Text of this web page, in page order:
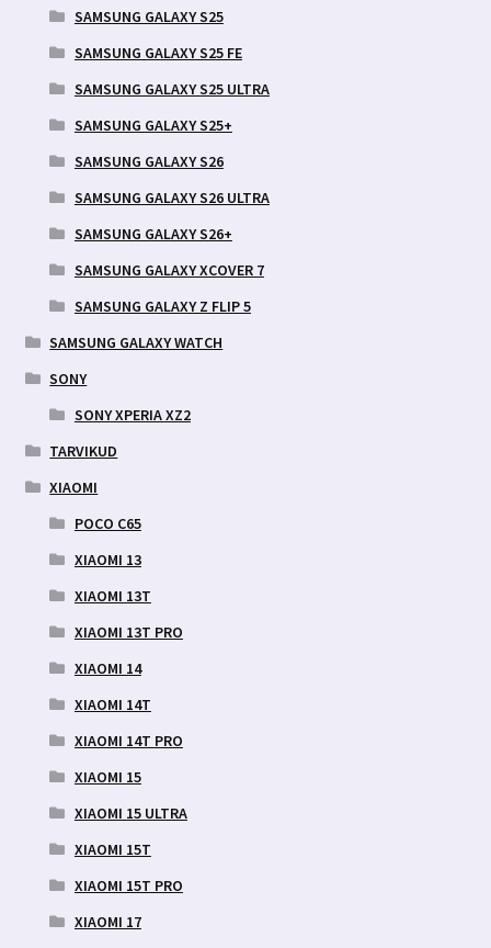
SAMSUNG GALAXY S25
SAMSUNG GALAXY S25 FE
SAMSUNG GALAXY S25 ULTRA
SAMSUNG GALAXY S25+
SAMSUNG GALAXY S26
SAMSUNG GALAXY S26 ULTRA
SAMSUNG GALAXY S26+
SAMSUNG GALAXY XCOVER 7
SAMSUNG GALAXY Z FLIP 5
SAMSUNG GALAXY WATCH
SONY
SONY XPERIA XZ2
TARVIKUD
XIAOMI
POCO C65
XIAOMI 13
XIAOMI 13T
XIAOMI 13T PRO
XIAOMI 14
XIAOMI 14T
XIAOMI 14T PRO
XIAOMI 15
XIAOMI 15 ULTRA
XIAOMI 15T
XIAOMI 15T PRO
XIAOMI 17